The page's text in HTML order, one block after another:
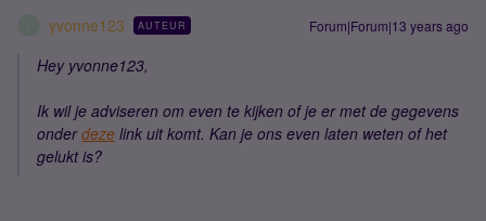
yvonne123 AUTEUR Forum|Forum|13 years ago
Hey yvonne123,
Ik wil je adviseren om even te kijken of je er met de gegevens
onderdeze link uit komt. Kan je ons even laten weten of het
gelukt is?